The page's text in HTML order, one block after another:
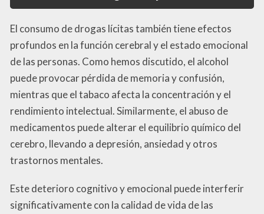
El consumo de drogas lícitas también tiene efectos
profundos en la función cerebral y el estado emocional
de las personas. Como hemos discutido, el alcohol
puede provocar pérdida de memoria y confusión,
mientras que el tabaco afecta la concentración y el
rendimiento intelectual. Similarmente, el abuso de
medicamentos puede alterar el equilibrio químico del
cerebro, llevando a depresión, ansiedad y otros
trastornos mentales.
Este deterioro cognitivo y emocional puede interferir
significativamente con la calidad de vida de las